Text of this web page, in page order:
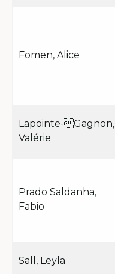
Fomen, Alice
Lapointe-Gagnon,
Valérie
Prado Saldanha,
Fabio
Sall, Leyla